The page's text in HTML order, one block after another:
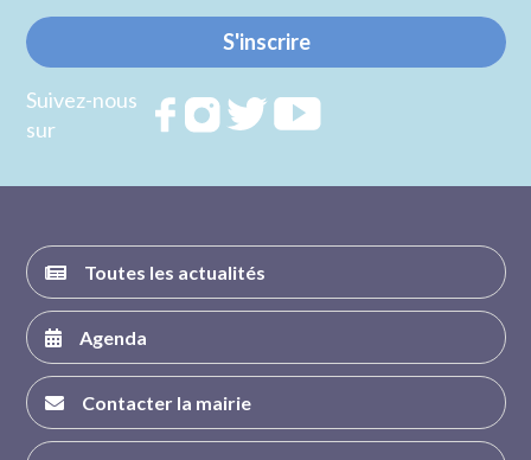
S'inscrire
Suivez-nous
sur
RejoignezRejoignezRejoignez
Toutes les actualités
Agenda
Contacter la mairie